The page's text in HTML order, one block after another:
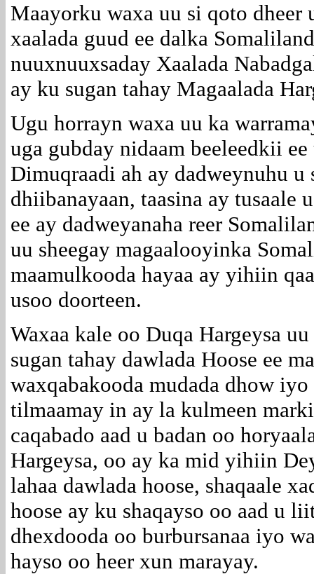
Maayorku waxa uu si qoto dheer
xaalada guud ee dalka
nuuxnuuxsaday Xaalada
ay ku sugan tahay Magaalada
Ugu horrayn waxa uu ka
uga gubday nidaam beeleedkii
Dimuqraadi ah ay dadweynuhu
dhiibanayaan, taasina ay tusaale
ee ay dadweyanaha reer
uu sheegay magaalooyinka
maamulkooda hayaa ay yihiin
usoo doorteen.
Waxaa kale oo Duqa Hargeysa
sugan tahay dawlada Hoose ee
waxqabakooda mudada dhow
tilmaamay in ay la kulmeen
caqabado aad u badan oo
Hargeysa, oo ay ka mid yihiin
lahaa dawlada hoose, shaqaale
hoose ay ku shaqayso oo aad u
dhexdooda oo burbursanaa iyo
hayso oo heer xun marayay.